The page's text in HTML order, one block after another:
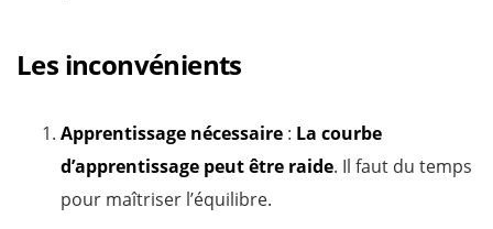
Les inconvénients
Apprentissage nécessaire : La courbe
d’apprentissage peut être raide. Il faut du temps
pour maîtriser l’équilibre.